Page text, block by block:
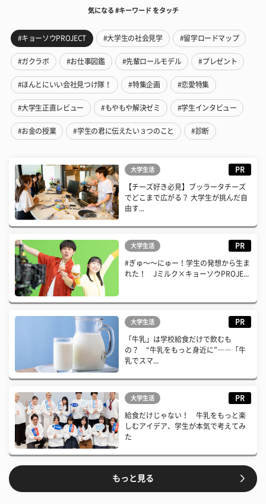
気になる #キーワード をタッチ
#キョーソウPROJECT #大学生の社会見学 #留学ロードマップ
#ガクラボ #お仕事図鑑 #先輩ロールモデル #プレゼント
#ほんとにいい会社見つけ隊！ #特集企画 #恋愛特集
#大学生正直レビュー #もやもや解決ゼミ #学生インタビュー
#お金の授業 #学生の君に伝えたい３つのこと #診断
大学生活 PR
【チーズ好き必見】ブッラータチーズ
でどこまで広がる？ 大学生が挑んだ自
由す...
大学生活 PR
#ぎゅ〜〜にゅー！学生の発想から生ま
れた！ Jミルク×キョーソウPROJE...
大学生活 PR
「牛乳」は学校給食だけで飲むも
の？ “牛乳をもっと身近に”――「牛
乳でスマ...
大学生活 PR
給食だけじゃない！ 牛乳をもっと楽
しむアイデア、学生が本気で考えてみ
た
もっと見る